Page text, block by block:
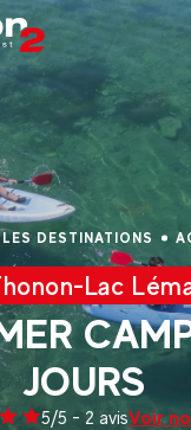
DESTINATIONS
Lac
JOURS
5/5 - 2 avisVoir